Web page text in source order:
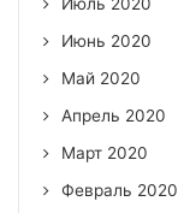
Июль 2020
Июнь 2020
Май 2020
Апрель 2020
Март 2020
Февраль 2020